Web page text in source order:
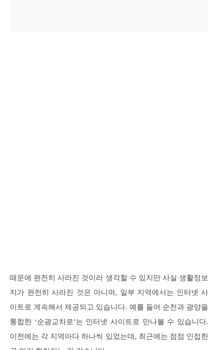
때문에 완전히 사라진 것이라 생각할 수 있지만 사실 생활정보
지가 완전히 사라진 것은 아니며, 일부 지역에서는 인터넷 사
이트로 계속해서 제공되고 있습니다. 예를 들어 순천과 광양을
통합한 ‘순광교차로’는 인터넷 사이트로 만나볼 수 있습니다.
이전에는 각 지역마다 하나씩 있었는데, 최근에는 점점 인접한